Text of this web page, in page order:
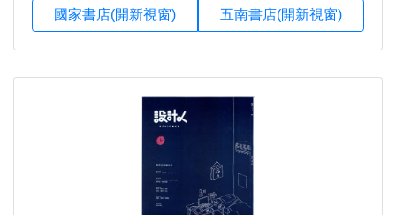
國家書店(開新視窗) 五南書店(開新視窗)